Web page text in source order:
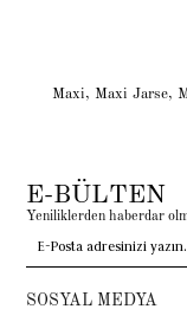
Maxi, Maxi Jarse,
E-BÜLTEN
Yeniliklerden haberdar
SOSYAL MEDYA